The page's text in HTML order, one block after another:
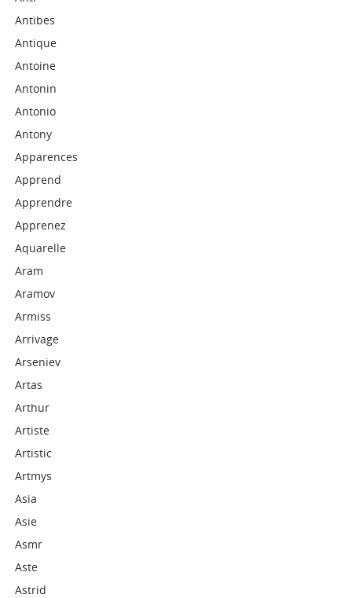
Antibes
Antique
Antoine
Antonin
Antonio
Antony
Apparences
Apprend
Apprendre
Apprenez
Aquarelle
Aram
Aramov
Armiss
Arrivage
Arseniev
Artas
Arthur
Artiste
Artistic
Artmys
Asia
Asie
Asmr
Aste
Astrid